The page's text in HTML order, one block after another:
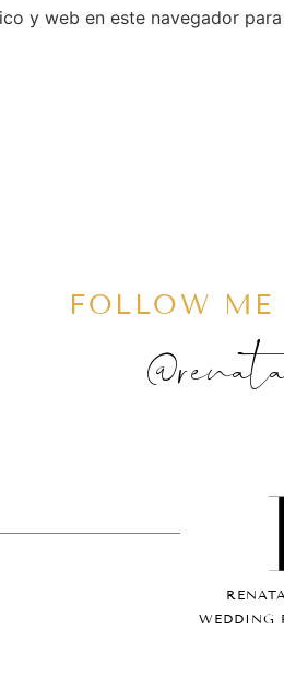
y web en este navegador
FOLLOW
WEDDING